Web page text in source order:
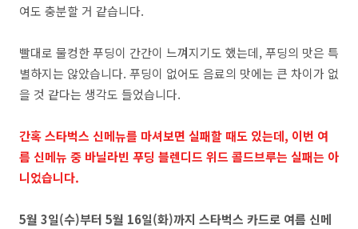
여도 충분할 거 같습니다.
빨대로 물컹한 푸딩이 간간이 느껴지기도 했는데, 푸딩의 맛은 특
별하지는 않았습니다. 푸딩이 없어도 음료의 맛에는 큰 차이가 없
을 것 같다는 생각도 들었습니다.
간혹 스타벅스 신메뉴를 마셔보면 실패할 때도 있는데, 이번 여
름 신메뉴 중 바닐라빈 푸딩 블렌디드 위드 콜드브루는 실패는 아
니었습니다.
5월 3일(수)부터 5월 16일(화)까지 스타벅스 카드로 여름 신메